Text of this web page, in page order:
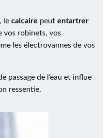
le calcaire peut entartrer
vos robinets, vos
les électrovannes de vos
passage de l’eau et influe
ressentie.